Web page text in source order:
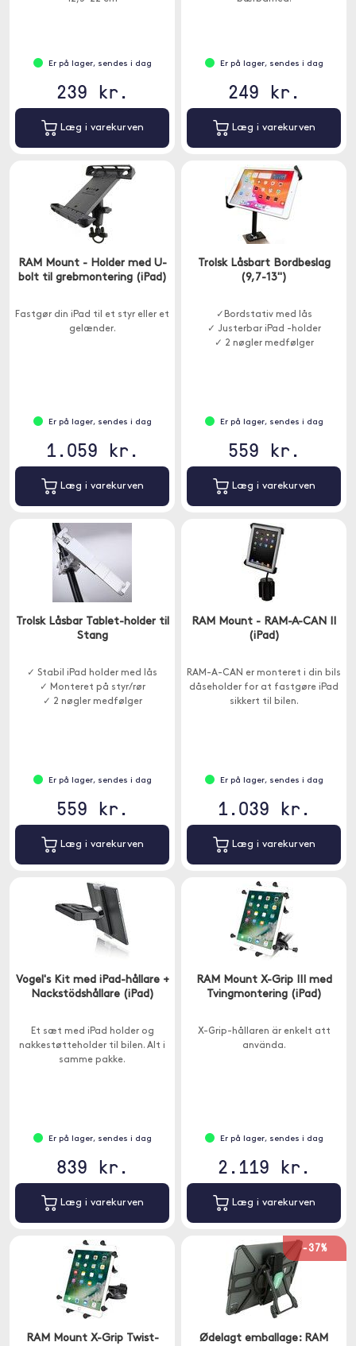
Er på lager, sendes i dag
239 kr.
Læg i varekurven
Er på lager, sendes i dag
249 kr.
Læg i varekurven
RAM Mount - Holder med U-
bolt til grebmontering (iPad)
Fastgør din iPad til et styr eller et
gelænder.
Er på lager, sendes i dag
1.059 kr.
Læg i varekurven
Trolsk Låsbart Bordbeslag
(9,7-13")
✓Bordstativ med lås
✓ Justerbar iPad -holder
✓ 2 nøgler medfølger
Er på lager, sendes i dag
559 kr.
Læg i varekurven
Trolsk Låsbar Tablet-holder til
Stang
✓ Stabil iPad holder med lås
✓ Monteret på styr/rør
✓ 2 nøgler medfølger
Er på lager, sendes i dag
559 kr.
Læg i varekurven
RAM Mount - RAM-A-CAN II
(iPad)
RAM-A-CAN er monteret i din bils
dåseholder for at fastgøre iPad
sikkert til bilen.
Er på lager, sendes i dag
1.039 kr.
Læg i varekurven
Vogel's Kit med iPad-hållare +
Nackstödshållare (iPad)
Et sæt med iPad holder og
nakkestøtteholder til bilen. Alt i
samme pakke.
Er på lager, sendes i dag
839 kr.
Læg i varekurven
RAM Mount X-Grip III med
Tvingmontering (iPad)
X-Grip-hållaren är enkelt att
använda.
Er på lager, sendes i dag
2.119 kr.
Læg i varekurven
RAM Mount X-Grip Twist-
-37%
Ødelagt emballage: RAM